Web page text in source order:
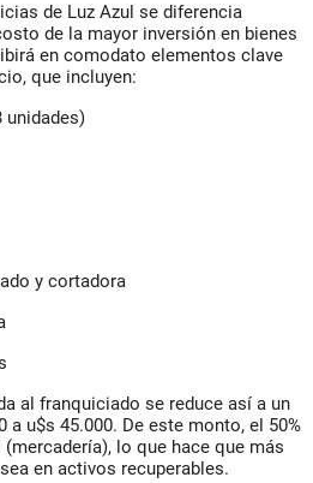
de Luz Azul se diferencia
de la mayor inversión en bienes
en comodato elementos clave
que incluyen:
y cortadora
al franquiciado se reduce así a un
a u$s 45.000. De este monto, el 50%
lo que hace que más
en activos recuperables.